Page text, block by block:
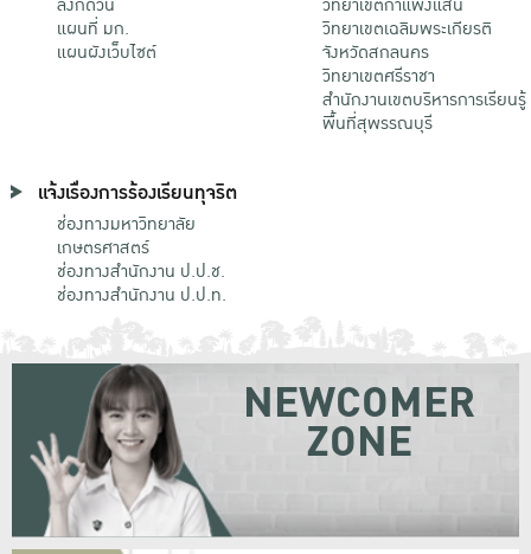
แผนที่ มก.
แผนผังเว็บไซต์
วิทยาเขตเฉลิมพระเกียรติ
จังหวัดสกลนคร
วิทยาเขตศรีราชา
สำนักงานเขตบริหารการเรียนรู้
พื้นที่สุพรรณบุรี
แจ้งเรื่องการร้องเรียนทุจริต
ช่องทางมหาวิทยาลัย
เกษตรศาสตร์
ช่องทางสำนักงาน ป.ป.ช.
ช่องทางสำนักงาน ป.ป.ท.
NEWCOMER
ZONE